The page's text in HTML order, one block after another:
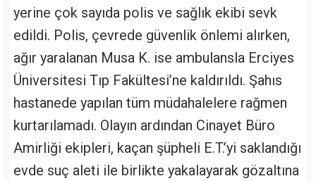
yerine çok sayıda polis ve sağlık ekibi sevk
edildi. Polis, çevrede güvenlik önlemi alırken,
ağır yaralanan Musa K. ise ambulansla Erciyes
Üniversitesi Tıp Fakültesi’ne kaldırıldı. Şahıs
hastanede yapılan tüm müdahalelere rağmen
kurtarılamadı. Olayın ardından Cinayet Büro
Amirliği ekipleri, kaçan şüpheli E.T.’yi saklandığı
evde suç aleti ile birlikte yakalayarak gözaltına